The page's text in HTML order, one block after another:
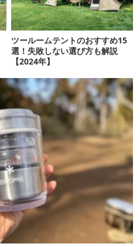
ツールームテントのおすすめ15
選！失敗しない選び方も解説
【2024年】